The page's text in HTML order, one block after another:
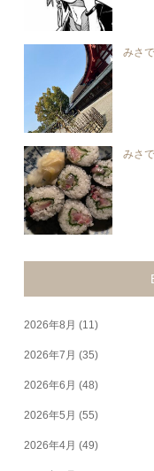
みさ
みさ
2026年8月 (11)
2026年7月 (35)
2026年6月 (48)
2026年5月 (55)
2026年4月 (49)